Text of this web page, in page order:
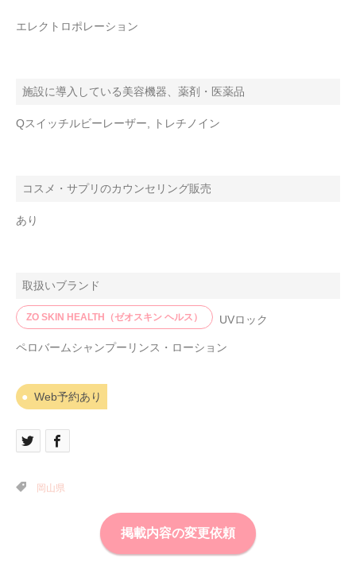
エレクトロポレーション
施設に導入している美容機器、薬剤・医薬品
Qスイッチルビーレーザー, トレチノイン
コスメ・サプリのカウンセリング販売
あり
取扱いブランド
ZO SKIN HEALTH（ゼオスキン ヘルス） UVロック
ペロバームシャンプーリンス・ローション
Web予約あり
岡山県
掲載内容の変更依頼